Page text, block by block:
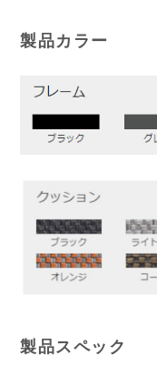
製品カラー
製品スペック